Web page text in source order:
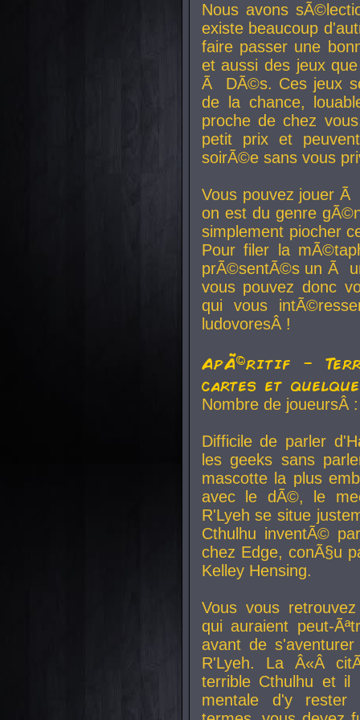
Nous avons
existe beaucoup
faire passer une
et aussi des jeux
Ã DÃ©s. Ces jeux
de la chance,
proche de chez
petit prix et
soirÃ©e sans vous
Vous pouvez jouer
on est du genre
simplement piocher
Pour filer la
prÃ©sentÃ©s un Ã
vous pouvez donc
qui vous
ludovoresÂ !
ApÃ©ritif -
cartes et
Nombre de
Difficile de parler
les geeks sans
mascotte la plus
avec le dÃ©, le
R'Lyeh se situe
Cthulhu inventÃ©
chez Edge, conÃ§u
Kelley Hensing.
Vous vous
qui auraient peut-
avant de
R'Lyeh. La Â«Â
terrible Cthulhu et
mentale d'y rester